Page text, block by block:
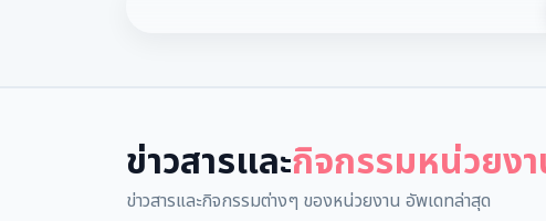
ข่าวสารและกิจกรรมหน่วยง
ข่าวสารและกิจกรรมต่างๆ ของหน่วยงาน อัพเดทล่าสุด